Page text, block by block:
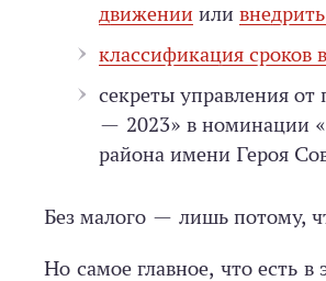
движении или
классификация сроков
секреты управления
— 2023» в номинации
района имени Героя
Без малого — лишь потому,
Но самое главное, что есть в